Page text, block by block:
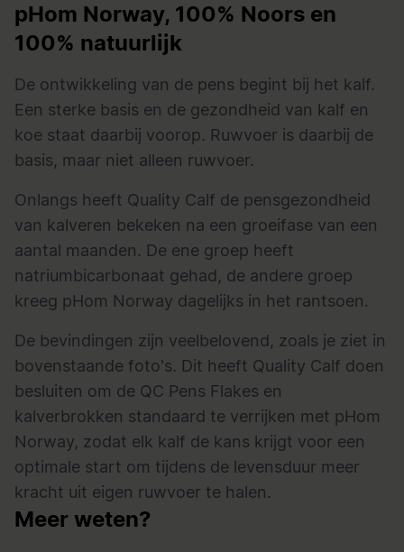
pHom Norway, 100% Noors en
100% natuurlijk
De ontwikkeling van de pens begint bij het kalf.
Een sterke basis en de gezondheid van kalf en
koe staat daarbij voorop. Ruwvoer is daarbij de
basis, maar niet alleen ruwvoer.
Onlangs heeft Quality Calf de pensgezondheid
van kalveren bekeken na een groeifase van een
aantal maanden. De ene groep heeft
natriumbicarbonaat gehad, de andere groep
kreeg pHom Norway dagelijks in het rantsoen.
De bevindingen zijn veelbelovend, zoals je ziet in
bovenstaande foto's. Dit heeft Quality Calf doen
besluiten om de QC Pens Flakes en
kalverbrokken standaard te verrijken met pHom
Norway, zodat elk kalf de kans krijgt voor een
optimale start om tijdens de levensduur meer
kracht uit eigen ruwvoer te halen.
Meer weten?